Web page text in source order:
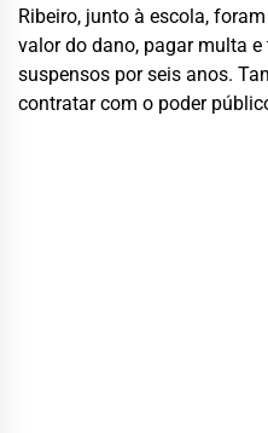
Ribeiro, junto à escola,
valor do dano, pagar multa
suspensos por seis anos.
contratar com o poder